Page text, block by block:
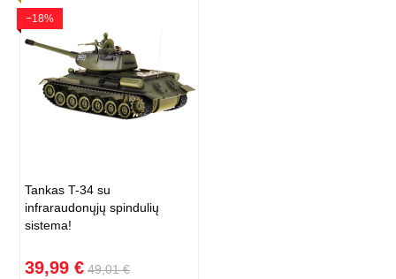
−18%
Tankas T-34 su
infraraudonųjų spindulių
sistema!
39,99 € 49,01 €